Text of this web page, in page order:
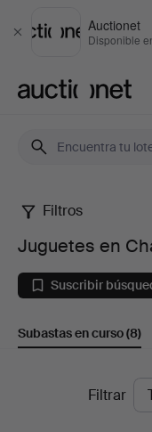
Cerrar
Auctionet
Disponible
Juguetes
en
Chalkwell
Auctions
Filtros
Juguetes en
Suscribir
Subastas en curso(8)
SubastasFiltrar